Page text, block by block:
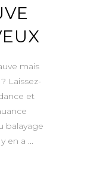
mais
Laissez-
et
balayage
en a